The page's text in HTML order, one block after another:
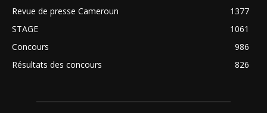
Revue de presse Cameroun
1377
STAGE
1061
Concours
986
Résultats des concours
826